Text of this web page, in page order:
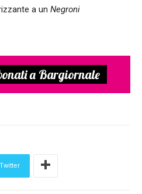
a un Negroni
a Bargiornale
Twitter